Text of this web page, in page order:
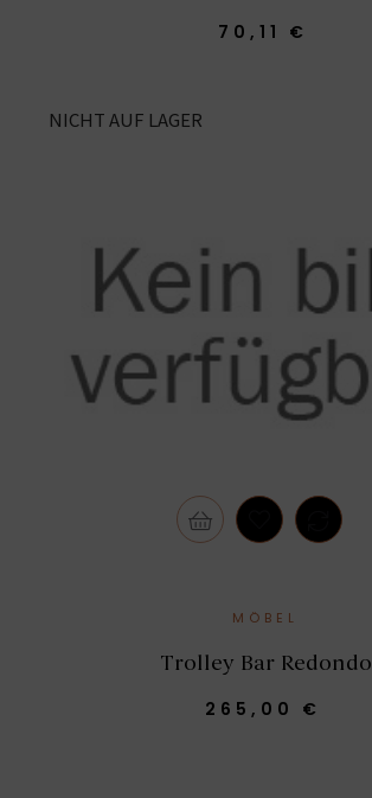
70,11 €
NICHT AUF LAGER
MÖBEL
Trolley Bar Redondo
265,00 €